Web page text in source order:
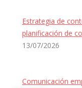
Estrategia de
planificación de
13/07/2026
Comunicación